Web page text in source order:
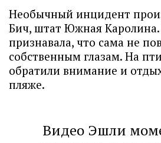
Необычный инцидент
Бич, штат Южная
признавала, что сама не
собственным глазам. На
обратили внимание и
пляже.
Видео Эшли